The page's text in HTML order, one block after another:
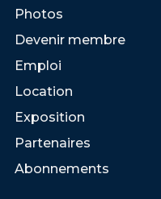
Photos
Devenir membre
Emploi
Location
Exposition
Partenaires
Abonnements